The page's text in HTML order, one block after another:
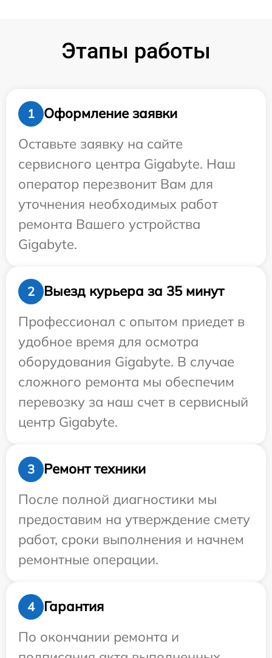
Этапы работы
1
Оформление заявки
Оставьте заявку на сайте
сервисного центра Gigabyte. Наш
оператор перезвонит Вам для
уточнения необходимых работ
ремонта Вашего устройства
Gigabyte.
2
Выезд курьера за 35 минут
Профессионал с опытом приедет в
удобное время для осмотра
оборудования Gigabyte. В случае
сложного ремонта мы обеспечим
перевозку за наш счет в сервисный
центр Gigabyte.
3
Ремонт техники
После полной диагностики мы
предоставим на утверждение смету
работ, сроки выполнения и начнем
ремонтные операции.
4
Гарантия
По окончании ремонта и